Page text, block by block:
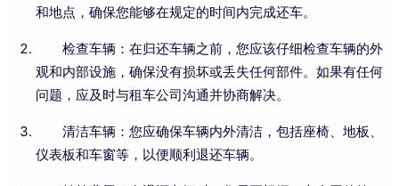
和地点，确保您能够在规定的时间内完成还车。
检查车辆：在归还车辆之前，您应该仔细检查车辆的外
观和内部设施，确保没有损坏或丢失任何部件。如果有任何
问题，应及时与租车公司沟通并协商解决。
清洁车辆：您应确保车辆内外清洁，包括座椅、地板、
仪表板和车窗等，以便顺利退还车辆。